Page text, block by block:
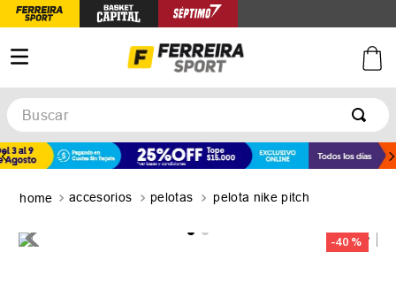
Buscar
TÉRMINOS MÁS BUSCADOS
3.
accesorios pelotas pelota nike pitch
-40 %